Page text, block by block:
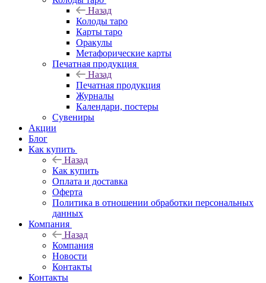
Назад
Колоды таро
Карты таро
Оракулы
Метафорические карты
Печатная продукция
Назад
Печатная продукция
Журналы
Календари, постеры
Сувениры
Акции
Блог
Как купить
Назад
Как купить
Оплата и доставка
Оферта
Политика в отношении обработки персональных
данных
Компания
Назад
Компания
Новости
Контакты
Контакты